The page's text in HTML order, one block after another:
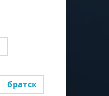
братск